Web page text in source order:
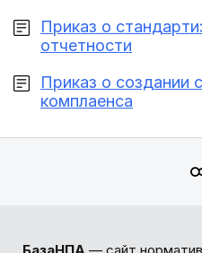
Приказ о
отчетности
Приказ о создании
комплаенса